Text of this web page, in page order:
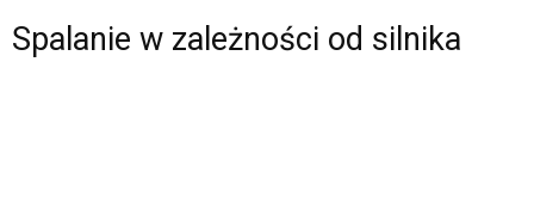
Spalanie w zależności od silnika